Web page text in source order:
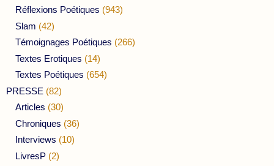
Réflexions Poétiques (943)
Slam (42)
Témoignages Poétiques (266)
Textes Erotiques (14)
Textes Poétiques (654)
PRESSE (82)
Articles (30)
Chroniques (36)
Interviews (10)
LivresP (2)